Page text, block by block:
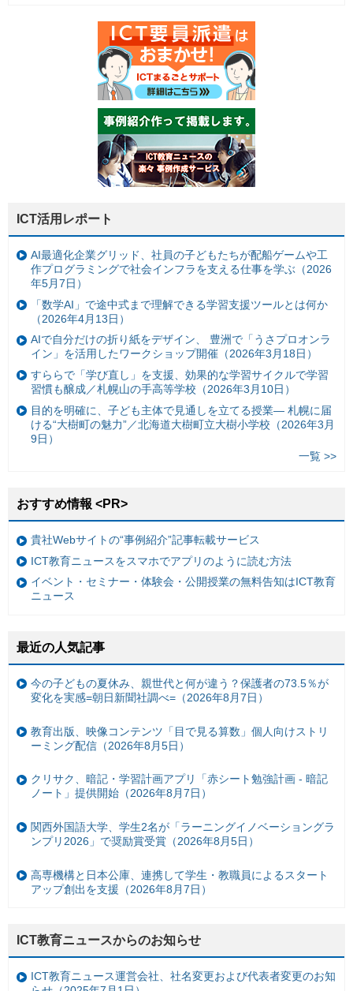
ICT活用レポート
AI最適化企業グリッド、社員の子どもたちが配船ゲームや工
作プログラミングで社会インフラを支える仕事を学ぶ（2026
年5月7日）
「数学AI」で途中式まで理解できる学習支援ツールとは何か
（2026年4月13日）
AIで自分だけの折り紙をデザイン、 豊洲で「うさプロオンラ
イン」を活用したワークショップ開催（2026年3月18日）
すららで「学び直し」を支援、効果的な学習サイクルで学習
習慣も醸成／札幌山の手高等学校（2026年3月10日）
目的を明確に、子ども主体で見通しを立てる授業— 札幌に届
ける“大樹町の魅力”／北海道大樹町立大樹小学校（2026年3月
9日）
一覧 >>
おすすめ情報 <PR>
貴社Webサイトの“事例紹介”記事転載サービス
ICT教育ニュースをスマホでアプリのように読む方法
イベント・セミナー・体験会・公開授業の無料告知はICT教育
ニュース
最近の人気記事
今の子どもの夏休み、親世代と何が違う？保護者の73.5％が
変化を実感=朝日新聞社調べ=（2026年8月7日）
教育出版、映像コンテンツ「目で見る算数」個人向けストリ
ーミング配信（2026年8月5日）
クリサク、暗記・学習計画アプリ「赤シート勉強計画 - 暗記
ノート」提供開始（2026年8月7日）
関西外国語大学、学生2名が「ラーニングイノベーショングラ
ンプリ2026」で奨励賞受賞（2026年8月5日）
高専機構と日本公庫、連携して学生・教職員によるスタート
アップ創出を支援（2026年8月7日）
ICT教育ニュースからのお知らせ
ICT教育ニュース運営会社、社名変更および代表者変更のお知